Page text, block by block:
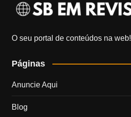
O seu portal de conteúdos na web!
Páginas
Anuncie Aqui
Blog